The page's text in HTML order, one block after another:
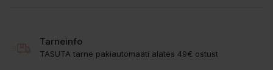
Tarneinfo
TASUTA tarne pakiautomaati alates 49€ ostust